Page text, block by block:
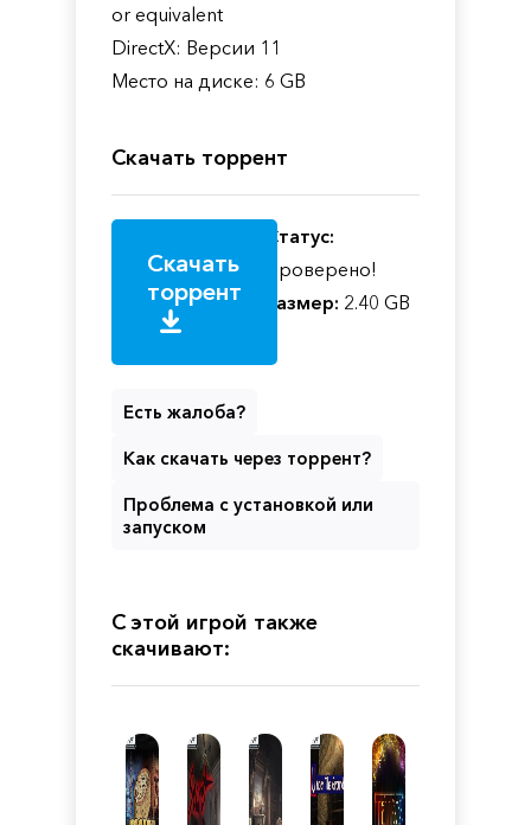
or equivalent
DirectX: Версии 11
Место на диске: 6 GB
Скачать торрент
Скачать
торрент
Статус:
Проверено!
Размер: 2.40 GB
Есть жалоба?
Как скачать через торрент?
Проблема с установкой или
запуском
С этой игрой также
скачивают: